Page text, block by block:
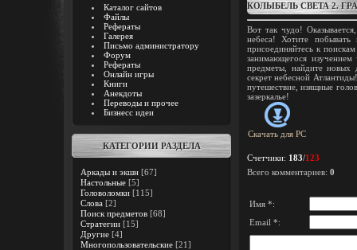
Каталог сайтов
Файлы
Рефераты
Галерея
Письмо администратору
Форум
Рефераты
Онлайн игры
Книги
Анекдоты
Переводы и прочее
Бизнесс идеи
КАТЕГОРИИ РАЗДЕЛА
Аркады и экшн [67]
Настольные [5]
Головоломки [115]
Слова [2]
Поиск предметов [68]
Стратегии [15]
Другие [4]
Многопользовательские [21]
КОЛЫБЕЛЬ СВЕТА 2.
Вот так чудо!
небеса! Хотите побывать
присоединяйтесь к
занимающегося
предметы, найдите новых
секрет небесной
путешествие, изящные
зазеркалье!
Скачать для PC
Счетчики: 183/123
Всего комментариев: 0
Имя *:
Email *: